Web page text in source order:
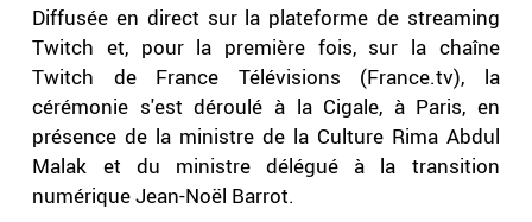
Diffusée en direct sur la plateforme de streaming
Twitch et, pour la première fois, sur la chaîne
Twitch de France Télévisions (France.tv), la
cérémonie s'est déroulé à la Cigale, à Paris, en
présence de la ministre de la Culture Rima Abdul
Malak et du ministre délégué à la transition
numérique Jean-Noël Barrot.